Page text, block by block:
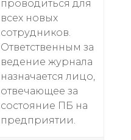
проводиться для
всех новых
сотрудников.
Ответственным за
ведение журнала
назначается лицо,
отвечающее за
состояние ПБ на
предприятии.